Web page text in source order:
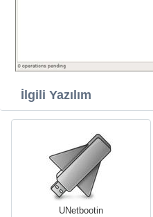
İlgili Yazılım
UNetbootin